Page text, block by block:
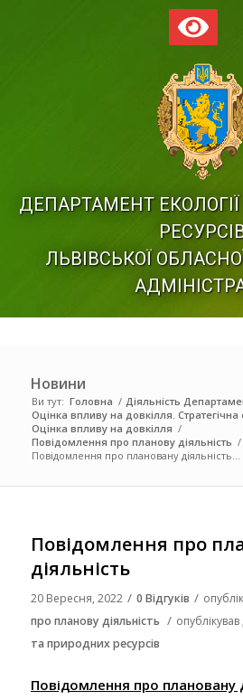
ДЕПАРТАМЕНТ
ЛЬВІВСЬКОЇ
Новини
Ви тут: Головна / Діяльність
Оцінка впливу на довкілля. Стратегічна
Оцінка впливу на довкілля /
Повідомлення про планову діяльність /
Повідомлення про плановану діяльність...
Повідомлення про
діяльність
20 Вересня, 2022 / 0 Відгуків /
про планову діяльність / опублікував
та природних ресурсів
Повідомлення про плановану